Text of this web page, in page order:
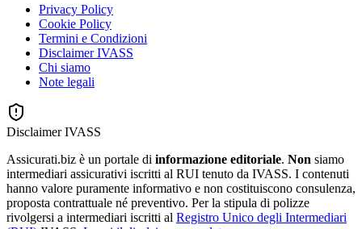
Privacy Policy
Cookie Policy
Termini e Condizioni
Disclaimer IVASS
Chi siamo
Note legali
Disclaimer IVASS
Assicurati.biz è un portale di informazione editoriale. Non siamo
intermediari assicurativi iscritti al RUI tenuto da IVASS. I contenuti
hanno valore puramente informativo e non costituiscono consulenza,
proposta contrattuale né preventivo. Per la stipula di polizze
rivolgersi a intermediari iscritti al Registro Unico degli Intermediari